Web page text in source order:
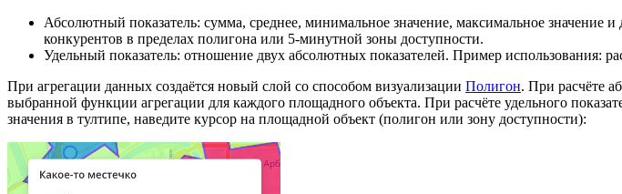
Абсолютный показатель: сумма, среднее, минимальное значение, максимальное значение
конкурентов в пределах полигона или 5-минутной зоны доступности.
Удельный показатель: отношение двух абсолютных показателей. Пример использования:
При агрегации данных создаётся новый слой со способом визуализации Полигон. При расчёте
выбранной функции агрегации для каждого площадного объекта. При расчёте удельного
значения в тултипе, наведите курсор на площадной объект (полигон или зону доступности):